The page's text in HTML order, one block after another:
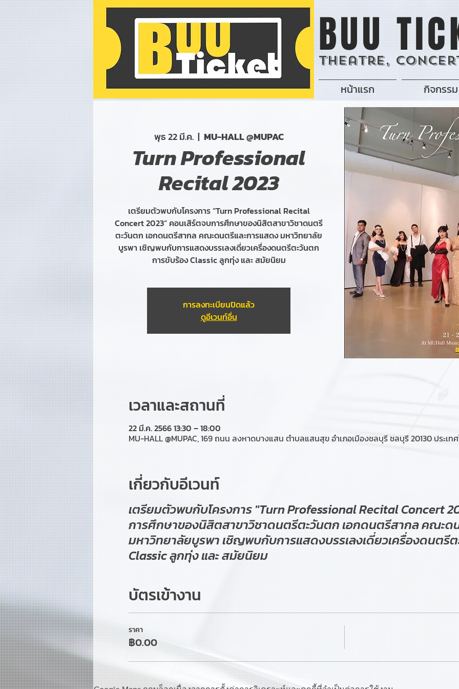
BUU
Theatre,
หน้าแรก กิจกรรม
พุธ 22 มี.ค.
  |
MU-HALL @MUPAC
Turn Professional
Recital 2023
เตรียมตัวพบกับโครงการ “Turn Professional Recital
Concert 2023“ คอนเสิร์ตจบการศึกษาของนิสิตสาขาวิชาดนตรี
ตะวันตก เอกดนตรีสากล คณะดนตรีและการแสดง มหาวิทยาลัย
บูรพา เชิญพบกับการแสดงบรรเลงเดี่ยวเครื่องดนตรีตะวันตก
การขับร้อง Classic ลูกทุ่ง และ สมัยนิยม
การลงทะเบียนปิดแล้ว
ดูอีเวนท์อื่น
เวลาและสถานที่
22 มี.ค. 2566 13:30 – 18:00
MU-HALL @MUPAC, 169 ถนน ลงหาดบางแสน ตำบลแสนสุข อำเภอเมืองชลบุรี ชลบุรี 20130 ประเท
เกี่ยวกับอีเวนท์
เตรียมตัวพบกับโครงการ "Turn Professional Recital Concert
การศึกษาของนิสิตสาขาวิชาดนตรีตะวันตก เอกดนตรีสากล คณะด
มหาวิทยาลัยบูรพา เชิญพบกับการแสดงบรรเลงเดี่ยวเครื่องดนตรี
Classic ลูกทุ่ง และ สมัยนิยม
บัตรเข้างาน
ราคา
฿0.00